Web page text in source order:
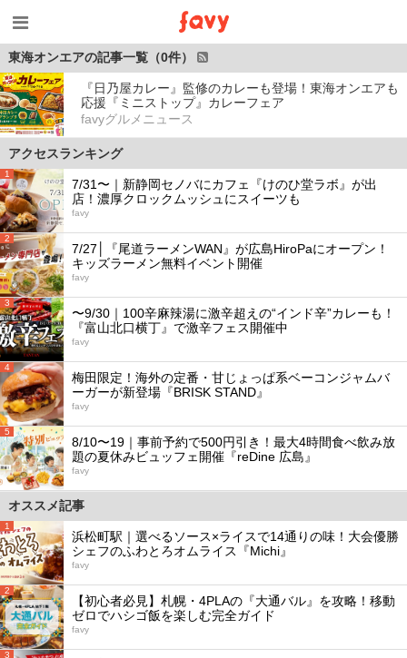
東海オンエアの記事一覧（0件）
『日乃屋カレー』監修のカレーも登場！東海オンエアも
応援『ミニストップ』カレーフェア
favyグルメニュース
アクセスランキング
1
7/31〜｜新静岡セノバにカフェ『けのひ堂ラボ』が出
店！濃厚クロックムッシュにスイーツも
favy
2
7/27│『尾道ラーメンWAN』が広島HiroPaにオープン！
キッズラーメン無料イベント開催
favy
3
〜9/30｜100辛麻辣湯に激辛超えの“インド辛”カレーも！
『富山北口横丁』で激辛フェス開催中
favy
4
梅田限定！海外の定番・甘じょっぱ系ベーコンジャムバ
ーガーが新登場『BRISK STAND』
favy
5
8/10〜19｜事前予約で500円引き！最大4時間食べ飲み放
題の夏休みビュッフェ開催『reDine 広島』
favy
オススメ記事
1
浜松町駅｜選べるソース×ライスで14通りの味！大会優勝
シェフのふわとろオムライス『Michi』
favy
2
【初心者必見】札幌・4PLAの『大通バル』を攻略！移動
ゼロでハシゴ飯を楽しむ完全ガイド
favy
3